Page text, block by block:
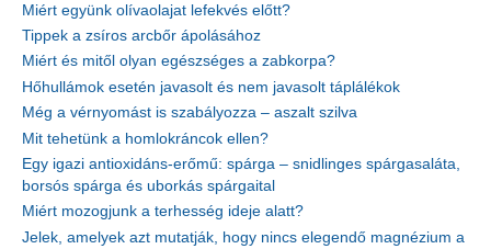
Miért együnk olívaolajat lefekvés előtt?
Tippek a zsíros arcbőr ápolásához
Miért és mitől olyan egészséges a zabkorpa?
Hőhullámok esetén javasolt és nem javasolt táplálékok
Még a vérnyomást is szabályozza – aszalt szilva
Mit tehetünk a homlokráncok ellen?
Egy igazi antioxidáns-erőmű: spárga – snidlinges spárgasaláta,
borsós spárga és uborkás spárgaital
Miért mozogjunk a terhesség ideje alatt?
Jelek, amelyek azt mutatják, hogy nincs elegendő magnézium a